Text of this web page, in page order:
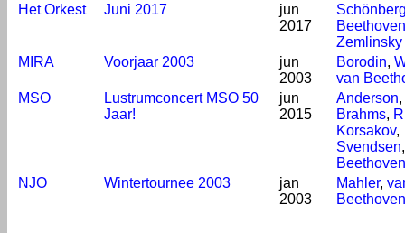
Het Orkest
Juni 2017
jun
2017
Beethoven
Zemlinsky
MIRA
Voorjaar 2003
jun
2003
Borodin,
van
MSO
Lustrumconcert MSO 50
Jaar!
jun
2015
Anderson,
Brahms,
Korsakov,
Svendsen
Beethoven
NJO
Wintertournee 2003
jan
2003
Mahler,
Beethoven